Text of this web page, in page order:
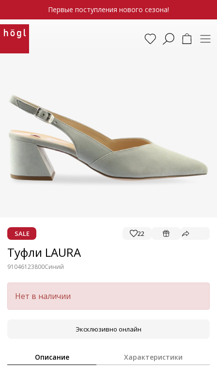
Первые поступления нового сезона!
SALE 22
Туфли LAURA
91046123800Синий
Нет в наличии
Эксклюзивно онлайн
Описание Характеристики